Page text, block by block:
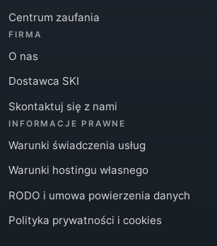
Centrum zaufania
FIRMA
O nas
Dostawca SKI
Skontaktuj się z nami
INFORMACJE PRAWNE
Warunki świadczenia usług
Warunki hostingu własnego
RODO i umowa powierzenia danych
Polityka prywatności i cookies